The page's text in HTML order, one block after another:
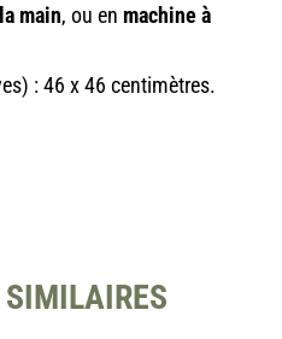
main, ou en machine à
: 46 x 46 centimètres.